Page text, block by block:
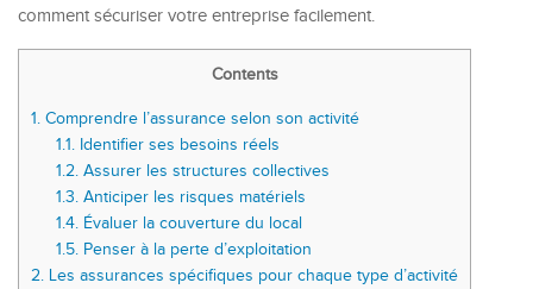
comment sécuriser votre entreprise facilement.
Contents
1. Comprendre l’assurance selon son activité
1.1. Identifier ses besoins réels
1.2. Assurer les structures collectives
1.3. Anticiper les risques matériels
1.4. Évaluer la couverture du local
1.5. Penser à la perte d’exploitation
2. Les assurances spécifiques pour chaque type d’activité